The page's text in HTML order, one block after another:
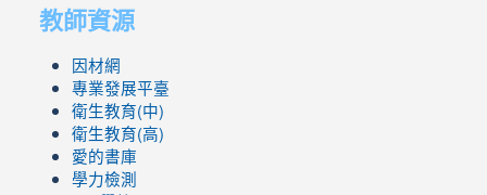
教師資源
因材網
專業發展平臺
衛生教育(中)
衛生教育(高)
愛的書庫
學力檢測